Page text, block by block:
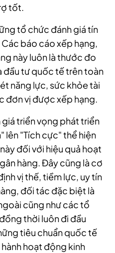
tốt.
tổ chức đánh giá tín
báo cáo xếp hạng,
này luôn là thước đo
đầu tư quốc tế trên toàn
năng lực, sức khỏe tài
đơn vị được xếp hạng.
triển vọng phát triển
lên "Tích cực" thể hiện
đối với hiệu quả hoạt
hàng. Đây cũng là cơ
vị thế, tiềm lực, uy tín
đối tác đặc biệt là
cũng như các tổ
thời luôn đi đầu
tiêu chuẩn quốc tế
hoạt động kinh